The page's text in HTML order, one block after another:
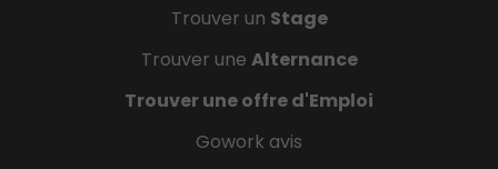
Trouver un Stage
Trouver une Alternance
Trouver une offre d'Emploi
Gowork avis